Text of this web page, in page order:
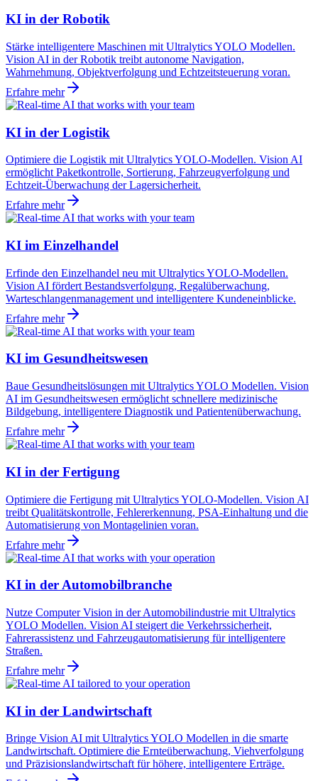
KI in der Robotik
Stärke intelligentere Maschinen mit Ultralytics YOLO Modellen.
Vision AI in der Robotik treibt autonome Navigation,
Wahrnehmung, Objektverfolgung und Echtzeitsteuerung voran.
Erfahre mehr
KI in der Logistik
Optimiere die Logistik mit Ultralytics YOLO-Modellen. Vision AI
ermöglicht Paketkontrolle, Sortierung, Fahrzeugverfolgung und
Echtzeit-Überwachung der Lagersicherheit.
Erfahre mehr
KI im Einzelhandel
Erfinde den Einzelhandel neu mit Ultralytics YOLO-Modellen.
Vision AI fördert Bestandsverfolgung, Regalüberwachung,
Warteschlangenmanagement und intelligentere Kundeneinblicke.
Erfahre mehr
KI im Gesundheitswesen
Baue Gesundheitslösungen mit Ultralytics YOLO Modellen. Vision
AI im Gesundheitswesen ermöglicht schnellere medizinische
Bildgebung, intelligentere Diagnostik und Patientenüberwachung.
Erfahre mehr
KI in der Fertigung
Optimiere die Fertigung mit Ultralytics YOLO-Modellen. Vision AI
treibt Qualitätskontrolle, Fehlererkennung, PSA-Einhaltung und die
Automatisierung von Montagelinien voran.
Erfahre mehr
KI in der Automobilbranche
Nutze Computer Vision in der Automobilindustrie mit Ultralytics
YOLO Modellen. Vision AI steigert die Verkehrssicherheit,
Fahrerassistenz und Fahrzeugautomatisierung für intelligentere
Straßen.
Erfahre mehr
KI in der Landwirtschaft
Bringe Vision AI mit Ultralytics YOLO Modellen in die smarte
Landwirtschaft. Optimiere die Ernteüberwachung, Viehverfolgung
und Präzisionslandwirtschaft für höhere, intelligentere Erträge.